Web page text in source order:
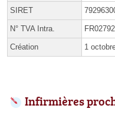
SIRET
N° TVA Intra.
Création 1
Infirmières